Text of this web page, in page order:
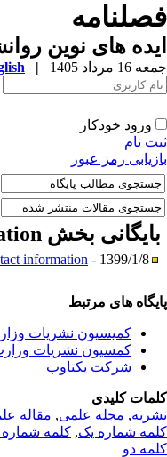
های نوین
مرداد 1405 |
ورود خودکار
نام
رمز عبور
بخش
information - 1399/1/8 -
های مرتبط
کمیسیون نشریات
کمسیون نشریات وزارت
شرکت یکتاوب
کلیدی
,مجله علمی, مقاله
شماره یک,کلمه شماره
دو